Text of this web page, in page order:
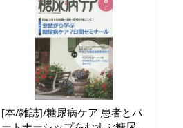
[本/雑誌]/糖尿病ケア 患者とパ